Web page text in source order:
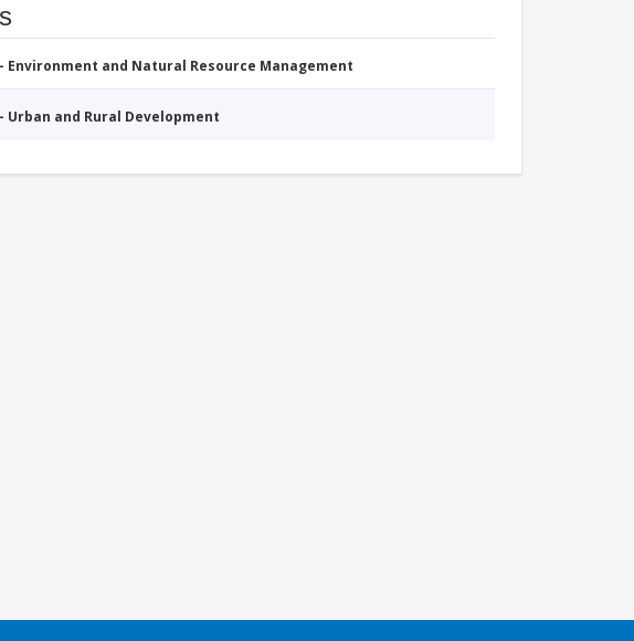
- Environment and Natural Resource Management
- Urban and Rural Development